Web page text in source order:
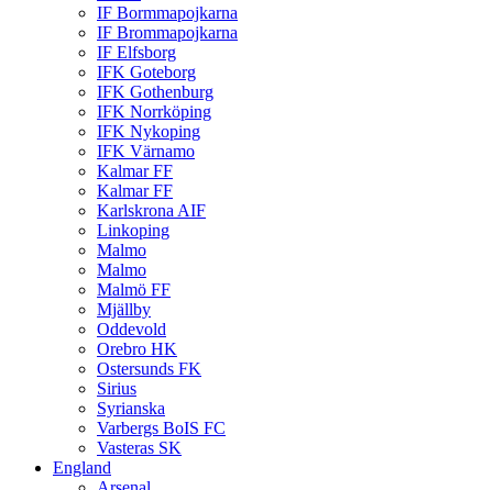
IF Bormmapojkarna
IF Brommapojkarna
IF Elfsborg
IFK Goteborg
IFK Gothenburg
IFK Norrköping
IFK Nykoping
IFK Värnamo
Kalmar FF
Kalmar FF
Karlskrona AIF
Linkoping
Malmo
Malmo
Malmö FF
Mjällby
Oddevold
Orebro HK
Ostersunds FK
Sirius
Syrianska
Varbergs BoIS FC
Vasteras SK
England